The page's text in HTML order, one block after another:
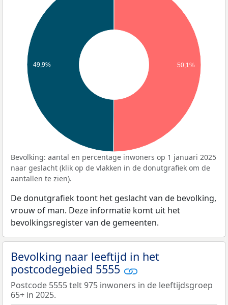
49,9% 50,1%
Bevolking: aantal en percentage inwoners op 1 januari 2025
naar geslacht (klik op de vlakken in de donutgrafiek om de
aantallen te zien).
De donutgrafiek toont het geslacht van de bevolking,
vrouw of man. Deze informatie komt uit het
bevolkingsregister van de gemeenten.
Bevolking naar leeftijd in het
postcodegebied 5555
Postcode 5555 telt 975 inwoners in de leeftijdsgroep
65+ in 2025.